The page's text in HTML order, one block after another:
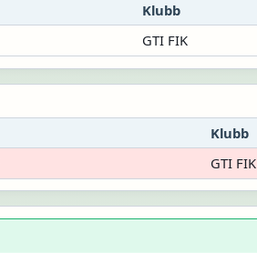
Klubb
GTI FIK
Klubb
GTI FIK